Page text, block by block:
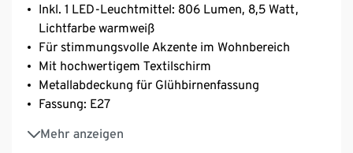
Inkl. 1 LED-Leuchtmittel: 806 Lumen, 8,5 Watt,
Lichtfarbe warmweiß
Für stimmungsvolle Akzente im Wohnbereich
Mit hochwertigem Textilschirm
Metallabdeckung für Glühbirnenfassung
Fassung: E27
Mehr anzeigen
Leuchtmittel direkt am Schalter per Step-Dimming
dimmbar: 25%, 50% oder 100%